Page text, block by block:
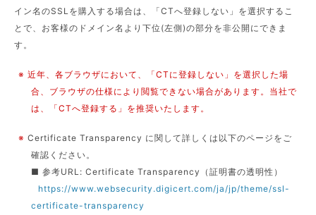
イン名のSSLを購入する場合は、「CTへ登録しない」を選択するこ
とで、お客様のドメイン名より下位(左側)の部分を非公開にできま
す。
※ 近年、各ブラウザにおいて、「CTに登録しない」を選択した場
合、ブラウザの仕様により閲覧できない場合があります。当社で
は、「CTへ登録する」を推奨いたします。
※Certificate Transparency に関して詳しくは以下のページをご
確認ください。
■ 参考URL: Certificate Transparency（証明書の透明性）
https://www.websecurity.digicert.com/ja/jp/theme/ssl-
certificate-transparency